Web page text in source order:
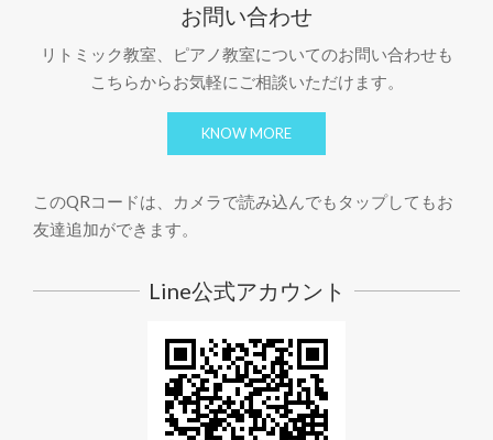
お問い合わせ
リトミック教室、ピアノ教室についてのお問い合わせも
こちらからお気軽にご相談いただけます。
KNOW MORE
このQRコードは、カメラで読み込んでもタップしてもお
友達追加ができます。
Line公式アカウント